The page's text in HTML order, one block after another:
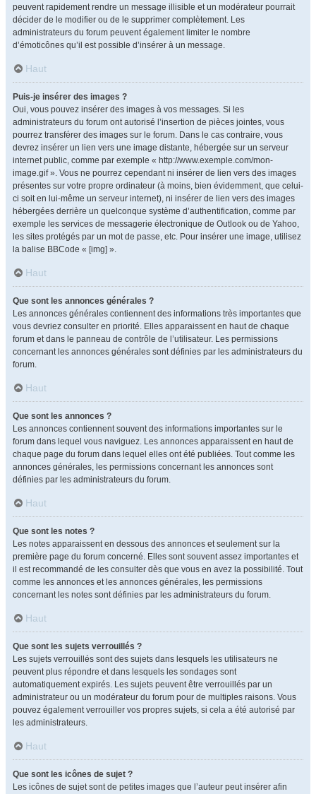
peuvent rapidement rendre un message illisible et un modérateur pourrait
décider de le modifier ou de le supprimer complètement. Les
administrateurs du forum peuvent également limiter le nombre
d’émoticônes qu’il est possible d’insérer à un message.
Haut
Puis-je insérer des images ?
Oui, vous pouvez insérer des images à vos messages. Si les
administrateurs du forum ont autorisé l’insertion de pièces jointes, vous
pourrez transférer des images sur le forum. Dans le cas contraire, vous
devrez insérer un lien vers une image distante, hébergée sur un serveur
internet public, comme par exemple « http://www.exemple.com/mon-
image.gif ». Vous ne pourrez cependant ni insérer de lien vers des images
présentes sur votre propre ordinateur (à moins, bien évidemment, que celui-
ci soit en lui-même un serveur internet), ni insérer de lien vers des images
hébergées derrière un quelconque système d’authentification, comme par
exemple les services de messagerie électronique de Outlook ou de Yahoo,
les sites protégés par un mot de passe, etc. Pour insérer une image, utilisez
la balise BBCode « [img] ».
Haut
Que sont les annonces générales ?
Les annonces générales contiennent des informations très importantes que
vous devriez consulter en priorité. Elles apparaissent en haut de chaque
forum et dans le panneau de contrôle de l’utilisateur. Les permissions
concernant les annonces générales sont définies par les administrateurs du
forum.
Haut
Que sont les annonces ?
Les annonces contiennent souvent des informations importantes sur le
forum dans lequel vous naviguez. Les annonces apparaissent en haut de
chaque page du forum dans lequel elles ont été publiées. Tout comme les
annonces générales, les permissions concernant les annonces sont
définies par les administrateurs du forum.
Haut
Que sont les notes ?
Les notes apparaissent en dessous des annonces et seulement sur la
première page du forum concerné. Elles sont souvent assez importantes et
il est recommandé de les consulter dès que vous en avez la possibilité. Tout
comme les annonces et les annonces générales, les permissions
concernant les notes sont définies par les administrateurs du forum.
Haut
Que sont les sujets verrouillés ?
Les sujets verrouillés sont des sujets dans lesquels les utilisateurs ne
peuvent plus répondre et dans lesquels les sondages sont
automatiquement expirés. Les sujets peuvent être verrouillés par un
administrateur ou un modérateur du forum pour de multiples raisons. Vous
pouvez également verrouiller vos propres sujets, si cela a été autorisé par
les administrateurs.
Haut
Que sont les icônes de sujet ?
Les icônes de sujet sont de petites images que l’auteur peut insérer afin